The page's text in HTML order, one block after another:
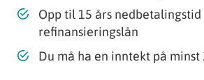
Opp til 15 års nedbetalingstid
refinansieringslån
Du må ha en inntekt på minst